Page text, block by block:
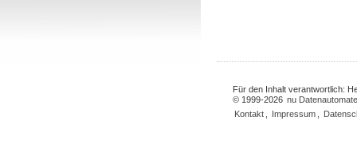
Für den Inhalt verantwortlich:
© 1999-2026 nu
Kontakt
Impressum